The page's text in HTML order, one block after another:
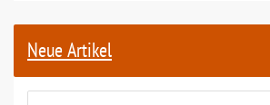
Neue Artikel